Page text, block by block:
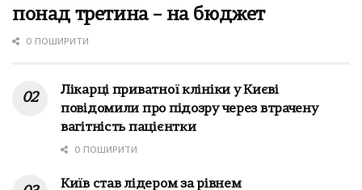
понад третина – на бюджет
0 ПОШИРИТИ
Лікарці приватної клініки у Києві
повідомили про підозру через втрачену
вагітність пацієнтки
0 ПОШИРИТИ
Київ став лідером за рівнем